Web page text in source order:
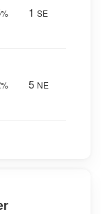
% 1 SE
% 5 NE